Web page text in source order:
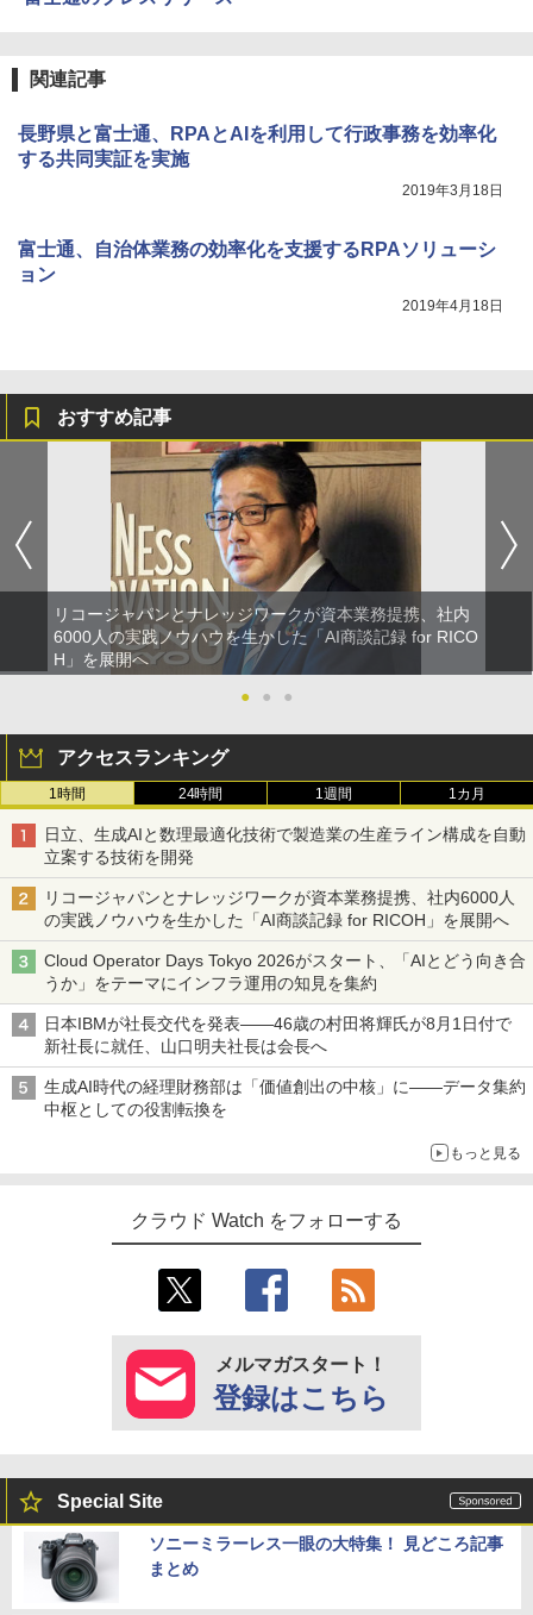
関連記事
長野県と富士通、RPAとAIを利用して行政事務を効率化
する共同実証を実施
2019年3月18日
富士通、自治体業務の効率化を支援するRPAソリューシ
ョン
2019年4月18日
おすすめ記事
リコージャパンとナレッジワークが資本業務提携、社内
6000人の実践ノウハウを生かした「AI商談記録 for RICO
H」を展開へ
●
● ●
アクセスランキング
1時間 24時間 1週間 1カ月
日立、生成AIと数理最適化技術で製造業の生産ライン構成を自動
立案する技術を開発
リコージャパンとナレッジワークが資本業務提携、社内6000人
の実践ノウハウを生かした「AI商談記録 for RICOH」を展開へ
Cloud Operator Days Tokyo 2026がスタート、「AIとどう向き合
うか」をテーマにインフラ運用の知見を集約
日本IBMが社長交代を発表――46歳の村田将輝氏が8月1日付で
新社長に就任、山口明夫社長は会長へ
生成AI時代の経理財務部は「価値創出の中核」に――データ集約
中枢としての役割転換を
もっと見る
クラウド Watch をフォローする
メルマガスタート！
登録はこちら
Special Site
ソニーミラーレス一眼の大特集！ 見どころ記事
まとめ